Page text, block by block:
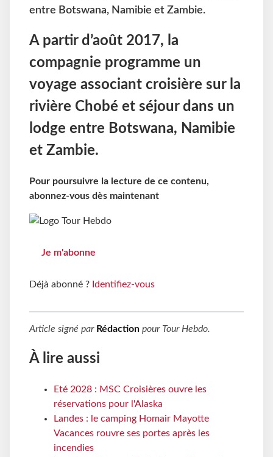
entre Botswana, Namibie et Zambie.
A partir d’août 2017, la
compagnie programme un
voyage associant croisière sur la
rivière Chobé et séjour dans un
lodge entre Botswana, Namibie
et Zambie.
Pour poursuivre la lecture de ce contenu,
abonnez-vous dès maintenant
Je m'abonne
Déjà abonné ? Identifiez-vous
Article signé par Rédaction pour Tour Hebdo.
À lire aussi
Eté 2028 : MSC Croisières ouvre les
réservations pour l'Alaska
Landes : le camping Homair Mayotte
Vacances rouvre ses portes après les
incendies